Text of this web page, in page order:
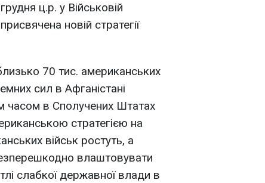
ц.р. у Військовій
новій стратегії
70 тис. американських
сил в Афганістані
часом в Сполучених Штатах
стратегією на
військ ростуть, а
влаштовувати
слабкої державної влади в